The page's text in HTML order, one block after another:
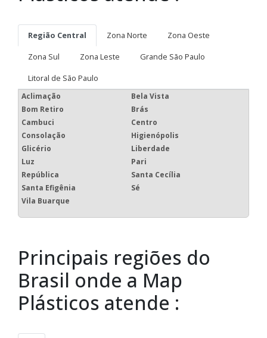
Região Central Zona Norte
Zona Oeste
Zona Sul
Zona Leste
Grande São Paulo
Litoral de São Paulo
Aclimação
Bela Vista
Bom Retiro
Brás
Cambuci
Centro
Consolação
Higienópolis
Glicério
Liberdade
Luz
Pari
República
Santa Cecília
Santa Efigênia
Sé
Vila Buarque
Principais regiões do
Brasil onde a Map
Plásticos atende :